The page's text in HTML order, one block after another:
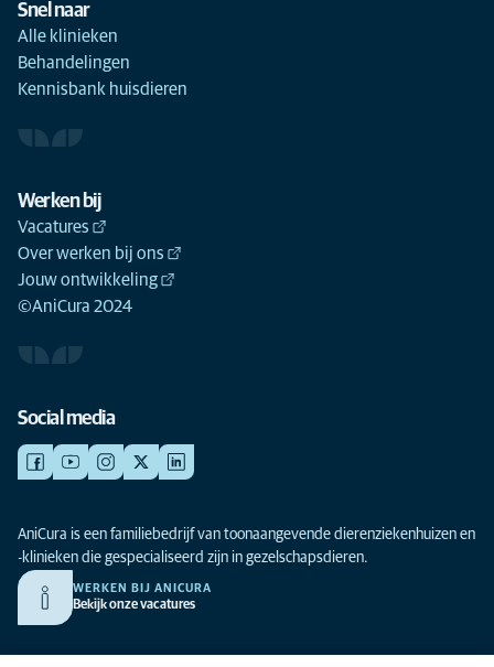
Snel naar
Alle klinieken
Behandelingen
Kennisbank huisdieren
Werken bij
Vacatures
Over werken bij ons
Jouw ontwikkeling
©AniCura 2024
Social media
AniCura is een familiebedrijf van toonaangevende dierenziekenhuizen en
-klinieken die gespecialiseerd zijn in gezelschapsdieren.
WERKEN BIJ ANICURA
Bekijk onze vacatures